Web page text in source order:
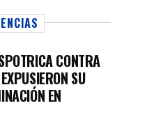
CONTRA
SU
EN